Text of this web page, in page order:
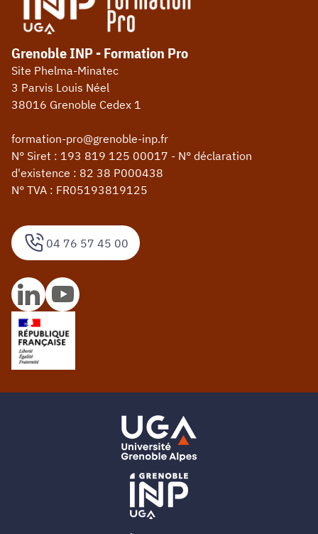
04 76 57 45 00
Grenoble INP - Formation Pro
Site Phelma-Minatec
3 Parvis Louis Néel
38016 Grenoble Cedex 1
formation-pro@grenoble-inp.fr
N° Siret : 193 819 125 00017 - N° déclaration
d'existence : 82 38 P000438
N° TVA : FR05193819125